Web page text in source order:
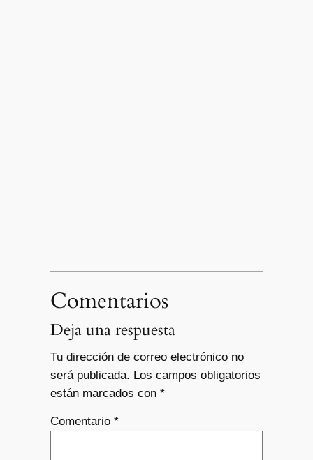
Comentarios
Deja una respuesta
Tu dirección de correo electrónico no
será publicada. Los campos obligatorios
están marcados con *
Comentario *